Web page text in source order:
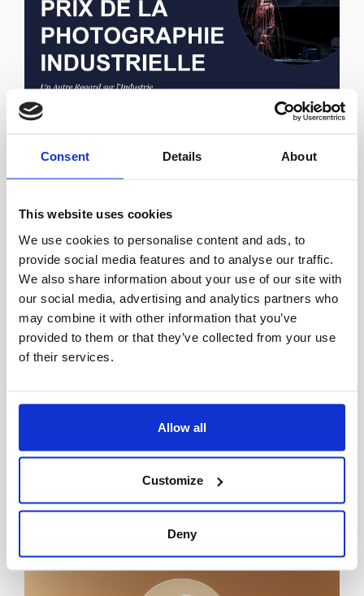
Consent Details About
This website uses cookies
We use cookies to personalise content and ads, to
provide social media features and to analyse our traffic.
We also share information about your use of our site with
our social media, advertising and analytics partners who
may combine it with other information that you’ve
provided to them or that they’ve collected from your use
of their services.
Allow all
Customize
Deny
Partenariats
Photographiez l’excellence industrielle
Le GIM est fier de renouveler son partenariat avec la
dans le cadre de la
Lire l’article
Effervescence 95
95, le GIM a participé à ce rendez-vous